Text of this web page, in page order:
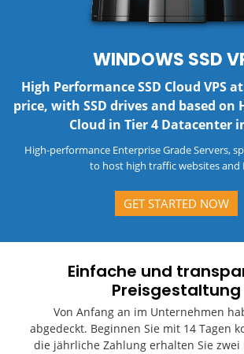
WINDOWS SSD
High Performance SSD Cloud VPS
price, with SSD drives and based on
Cloud in Tier 4 Datacenter
High-performance Enterprise Grade Servers,
to host high traffic websites and
GET STARTED NOW
Einfache und
Preisgestaltung
Von Anfang an im Unternehmen
abgedeckt. Beginnen Sie mit 14 Tagen
die jährliche Zahlung erhalten Sie zwei